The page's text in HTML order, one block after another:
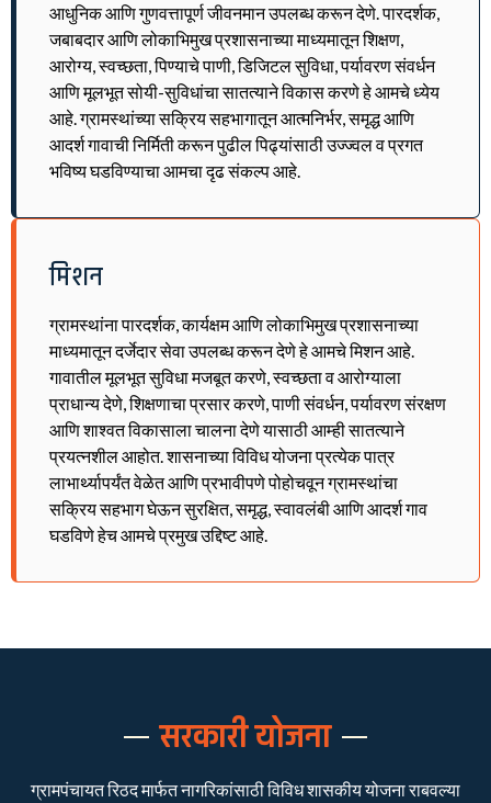
आधुनिक आणि गुणवत्तापूर्ण जीवनमान उपलब्ध करून देणे. पारदर्शक,
जबाबदार आणि लोकाभिमुख प्रशासनाच्या माध्यमातून शिक्षण,
आरोग्य, स्वच्छता, पिण्याचे पाणी, डिजिटल सुविधा, पर्यावरण संवर्धन
आणि मूलभूत सोयी-सुविधांचा सातत्याने विकास करणे हे आमचे ध्येय
आहे. ग्रामस्थांच्या सक्रिय सहभागातून आत्मनिर्भर, समृद्ध आणि
आदर्श गावाची निर्मिती करून पुढील पिढ्यांसाठी उज्ज्वल व प्रगत
भविष्य घडविण्याचा आमचा दृढ संकल्प आहे.
मिशन
ग्रामस्थांना पारदर्शक, कार्यक्षम आणि लोकाभिमुख प्रशासनाच्या
माध्यमातून दर्जेदार सेवा उपलब्ध करून देणे हे आमचे मिशन आहे.
गावातील मूलभूत सुविधा मजबूत करणे, स्वच्छता व आरोग्याला
प्राधान्य देणे, शिक्षणाचा प्रसार करणे, पाणी संवर्धन, पर्यावरण संरक्षण
आणि शाश्वत विकासाला चालना देणे यासाठी आम्ही सातत्याने
प्रयत्नशील आहोत. शासनाच्या विविध योजना प्रत्येक पात्र
लाभार्थ्यापर्यंत वेळेत आणि प्रभावीपणे पोहोचवून ग्रामस्थांचा
सक्रिय सहभाग घेऊन सुरक्षित, समृद्ध, स्वावलंबी आणि आदर्श गाव
घडविणे हेच आमचे प्रमुख उद्दिष्ट आहे.
सरकारी योजना
ग्रामपंचायत रिठद मार्फत नागरिकांसाठी विविध शासकीय योजना राबवल्या